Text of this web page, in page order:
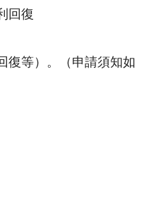
回復
復等）。（申請須知如